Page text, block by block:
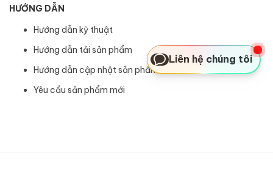
HƯỚNG DẪN
Hướng dẫn kỹ thuật
Hướng dẫn tải sản phẩm
Hướng dẫn cập nhật sản phẩm
Yêu cầu sản phẩm mới
Liên hệ chúng tôi